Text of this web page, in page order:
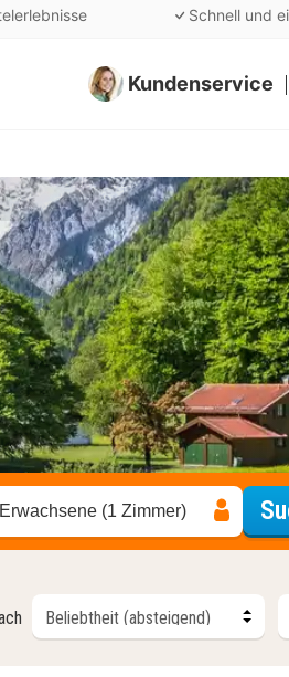
Schnell und
Kundenservice
(1 Zimmer)